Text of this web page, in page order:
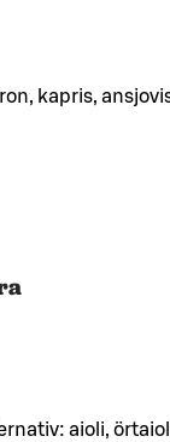
kapris,
aioli,